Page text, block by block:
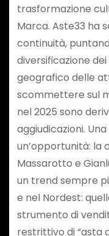
trasformazione
Marca. Aste33 ha
continuità,
diversificazione
geografico delle
scommettere sul
nel 2025 sono
aggiudicazioni.
un’opportunità: la
Massarotto e
un trend sempre
e nel Nordest:
strumento di
restrittivo di “asta